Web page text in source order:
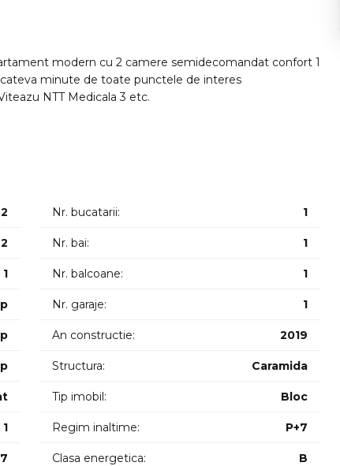
modern cu 2 camere semidecomandat confort 1
minute de toate punctele de interes
NTT Medicala 3 etc.
2019 disponibil la etajul 7 din 7 cu o suprafata de
proprie aer conditionat masina de spalat haine.
2
1
1
Nr. bucatarii: 1
Nr. bai: 1
Nr. balcoane: 1
Nr. garaje: 1
An constructie: 2019
Structura: Caramida
Tip imobil: Bloc
Regim inaltime: P+7
Clasa energetica: B